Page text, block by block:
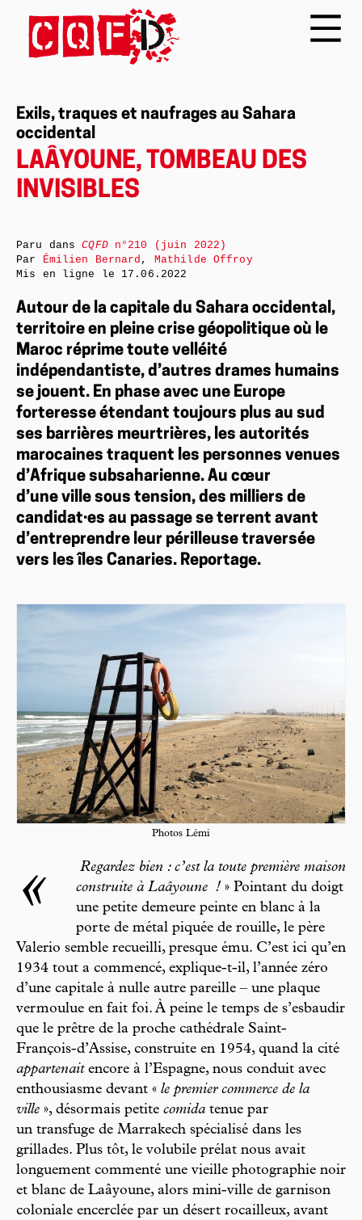
Exils, traques et naufrages au Sahara
occidental
LAÂYOUNE, TOMBEAU DES
INVISIBLES
Autour de la capitale du Sahara occidental,
territoire en pleine crise géopolitique où le
Maroc réprime toute velléité
indépendantiste, d’autres drames humains
se jouent. En phase avec une Europe
forteresse étendant toujours plus au sud
ses barrières meurtrières, les autorités
marocaines traquent les personnes venues
d’Afrique subsaharienne. Au cœur
d’une ville sous tension, des milliers de
candidat·es au passage se terrent avant
d’entreprendre leur périlleuse traversée
vers les îles Canaries. Reportage.
Photos Lémi
«
Regardez bien : c’est la toute première maison
construite à Laâyoune ! » Pointant du doigt
une petite demeure peinte en blanc à la
porte de métal piquée de rouille, le père
Valerio semble recueilli, presque ému. C’est ici qu’en
1934 tout a commencé, explique-t-il, l’année zéro
d’une capitale à nulle autre pareille – une plaque
vermoulue en fait foi. À peine le temps de s’esbaudir
que le prêtre de la proche cathédrale Saint-
François-d’Assise, construite en 1954, quand la cité
appartenaitencore à l’Espagne, nous conduit avec
enthousiasme devant « le premier commerce de la
ville », désormais petite comida tenue par
un transfuge de Marrakech spécialisé dans les
grillades. Plus tôt, le volubile prélat nous avait
longuement commenté une vieille photographie noir
et blanc de Laâyoune, alors mini-ville de garnison
coloniale encerclée par un désert rocailleux, avant
Paru dansCQFDn°210 (juin 2022)
Par Émilien Bernard , Mathilde Offroy
Mis en ligne le 17.06.2022